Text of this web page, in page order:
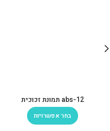
abs-12 תמונת זכוכית
בחר אפשרויות